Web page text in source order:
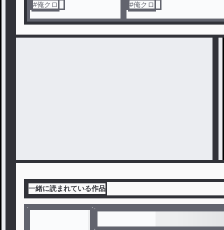
#俺クロ #俺クロ
一緒に読まれている作品